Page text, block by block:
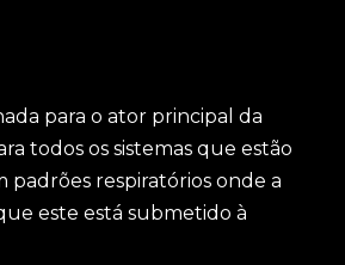
para o ator principal da
todos os sistemas que estão
padrões respiratórios onde a
este está submetido à